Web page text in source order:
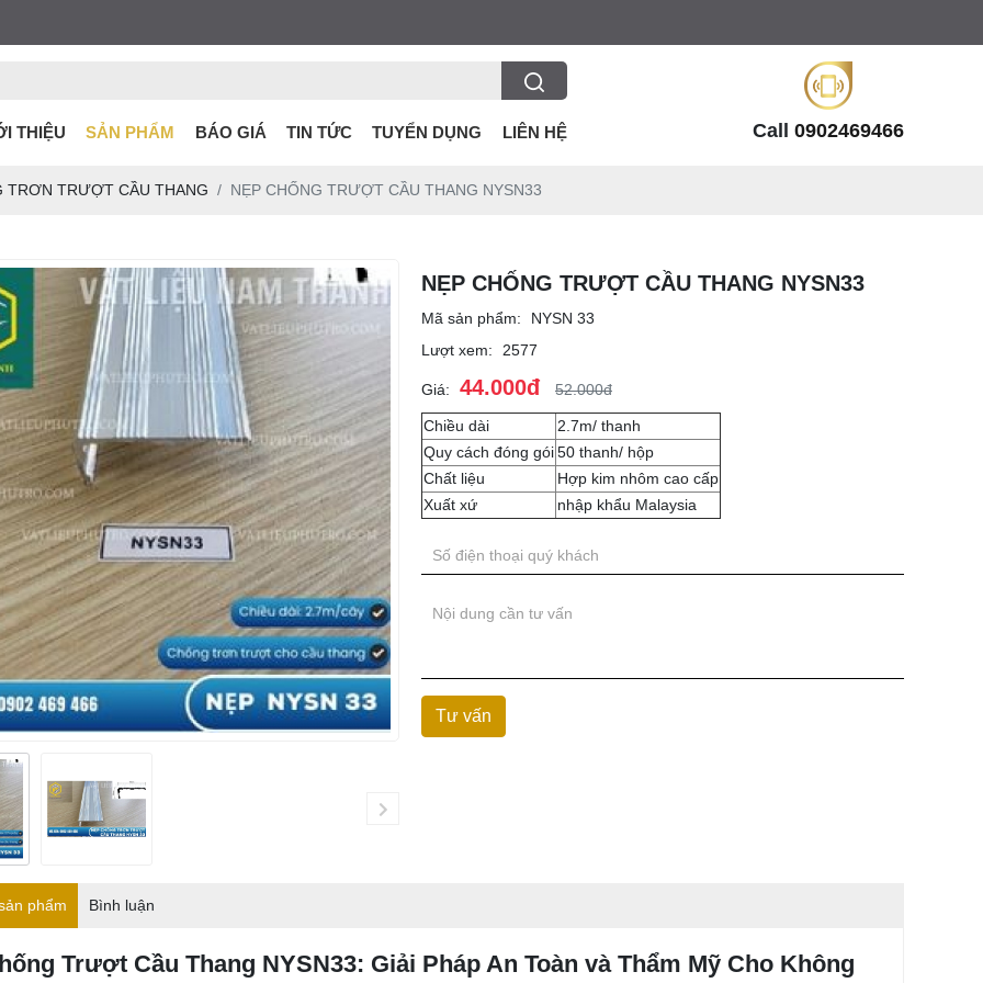
THIỆU SẢN PHẨM BÁO GIÁ TIN TỨC TUYỂN DỤNG LIÊN HỆ Call 0902469466
TRƠN TRƯỢT CẦU THANG NẸP CHỐNG TRƯỢT CẦU THANG NYSN33
NẸP CHỐNG TRƯỢT CẦU THANG NYSN33
Mã sản phẩm:
NYSN 33
Lượt xem:
2577
Giá: 44.000đ 52.000đ
Chiều dài
2.7m/ thanh
Quy cách đóng gói50 thanh/ hộp
Chất liệu
Hợp kim nhôm cao cấp
Xuất xứ
nhập khẩu Malaysia
phẩm Bình luận
Trượt Cầu Thang NYSN33: Giải Pháp An Toàn và Thẩm Mỹ Cho Không